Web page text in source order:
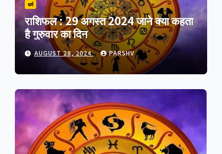
धर्म
राशिफल : 29 अगस्त 2024 जाने क्या कहता
है गुरुवार का दिन
AUGUST 28, 2024 PARSHV